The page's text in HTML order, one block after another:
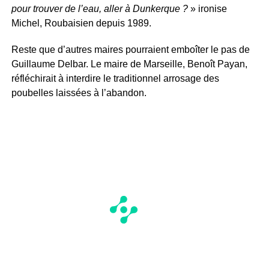
pour trouver de l’eau, aller à Dunkerque ?» ironise
Michel, Roubaisien depuis 1989.
Reste que d’autres maires pourraient emboîter le pas de
Guillaume Delbar. Le maire de Marseille, Benoît Payan,
réfléchirait à interdire le traditionnel arrosage des
poubelles laissées à l’abandon.